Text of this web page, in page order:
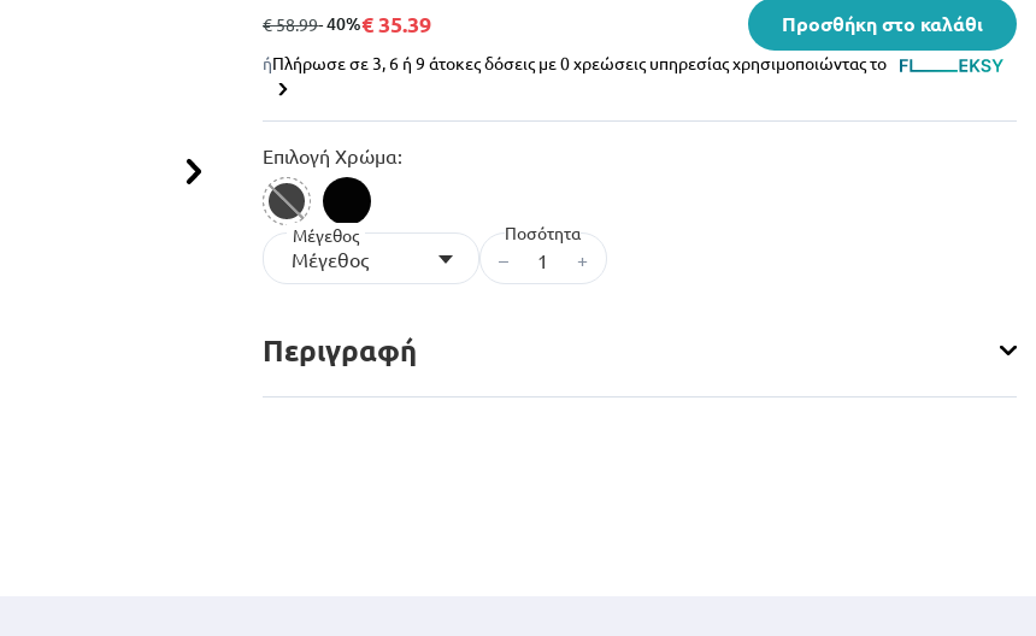
Επόμενο
από
€ 58.99σε
- 40%€ 35.39 Προσθήκη στο καλάθι
ήΠλήρωσε σε 3, 6 ή 9 άτοκες δόσεις με 0 χρεώσεις υπηρεσίας χρησιμοποιώντας το
Επιλογή Χρώμα:
Μέγεθος
Μέγεθος
Ποσότητα
– +
Περιγραφή